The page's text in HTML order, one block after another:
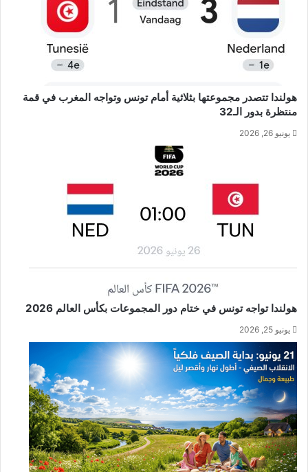
هولندا تتصدر مجموعتها بثلاثية أمام تونس وتواجه المغرب في قمة
منتظرة بدور الـ32
يونيو 26, 2026
هولندا تواجه تونس في ختام دور المجموعات بكأس العالم 2026
يونيو 25, 2026